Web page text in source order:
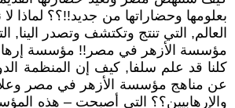
بعلومها وحضاراتها من جديد!!؟؟ لماذا
العالم, التي تنتج وتكتشف وتصدر الينا,
مؤسسة الأزهر في مصر!! مؤسسة
كلنا قد علم سلفا, كيف إن المنظمة
عن مناهج مؤسسة الأزهر في مصر
والإرهابيين؟؟ التي أصبحت – هذه